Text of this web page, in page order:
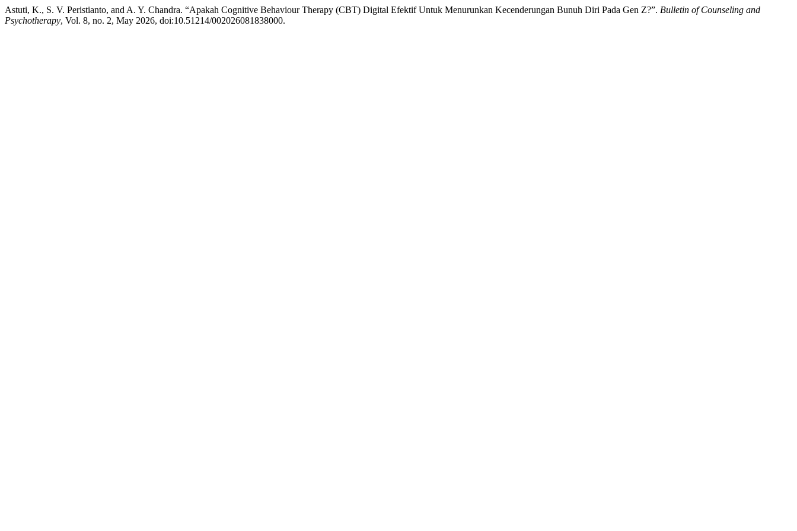
Astuti, K., S. V. Peristianto, and A. Y. Chandra. “Apakah Cognitive Behaviour Therapy (CBT) Digital Efektif Untuk Menurunkan Kecenderungan Bunuh Diri Pada Gen Z?”. Bulletin of Counseling and
Psychotherapy, Vol. 8, no. 2, May 2026, doi:10.51214/002026081838000.